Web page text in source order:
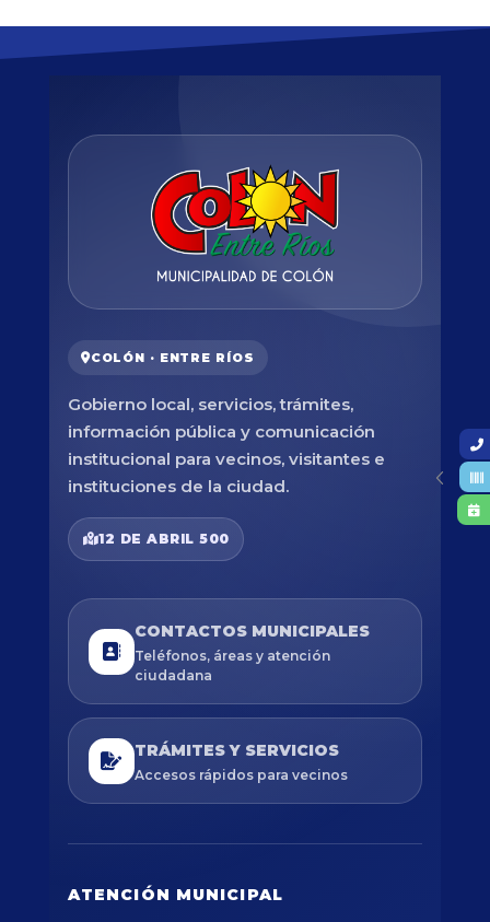
COLÓN · ENTRE RÍOS
Gobierno local, servicios, trámites,
información pública y comunicación
institucional para vecinos, visitantes e
instituciones de la ciudad.
12 DE ABRIL 500
CONTACTOS MUNICIPALES
Teléfonos, áreas y atención
ciudadana
TRÁMITES Y SERVICIOS
Accesos rápidos para vecinos
ATENCIÓN MUNICIPAL